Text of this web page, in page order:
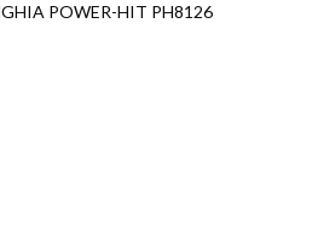
POWER-HIT PH8126